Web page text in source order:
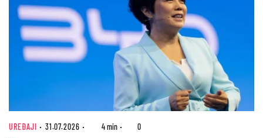
UREĐAJI 31.07.2026 4 min 0